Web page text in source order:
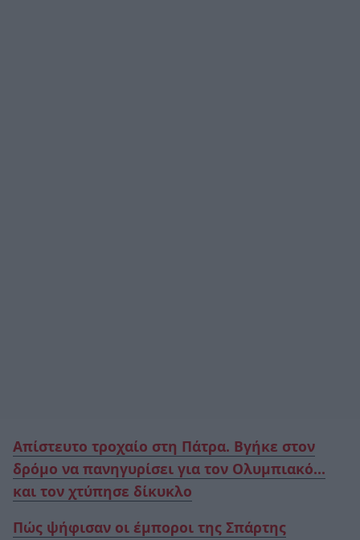
Απίστευτο τροχαίο στη Πάτρα. Βγήκε στον
δρόμο να πανηγυρίσει για τον Ολυμπιακό…
και τον χτύπησε δίκυκλο
Πώς ψήφισαν οι έμποροι της Σπάρτης